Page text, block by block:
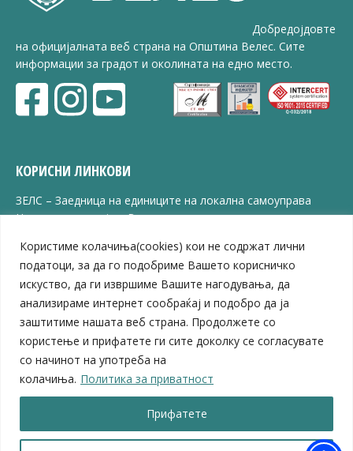
Користиме колачиња(cookies) кои не содржат лични
податоци, за да го подобриме Вашето корисничко
искуство, да ги извршиме Вашите нагодувања, да
анализираме интернет сообраќај и подобро да ја
заштитиме нашата веб страна. Продолжете со
користење и прифатете ги сите доколку се согласувате
со начинот на употреба на
колачиња. Политика за приватност
Прифатете
Добредојдовте
на официјалната веб страна на Општина Велес. Сите
информации за градот и околината на едно место.
КОРИСНИ ЛИНКОВИ
ЗЕЛС – Заедница на единиците на локална самоуправа
Центар за развој на Вардарски плански регион
ЈПССО „Парк – спорт и паркинзи“
ЛБ „Гоце Делчев“
ЛУ „Народен Музеј“
Влада на Република Северна Македонија
Собрание на Република Северна Македонија
Министерство за финансии
Министерство за транспорт
Министерство за локална самоуправа
Министерство за јавна администрација
Министерство за образование и наука